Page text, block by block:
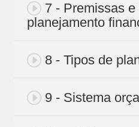
7 - Premissas
planejamento
8 - Tipos de
9 - Sistema